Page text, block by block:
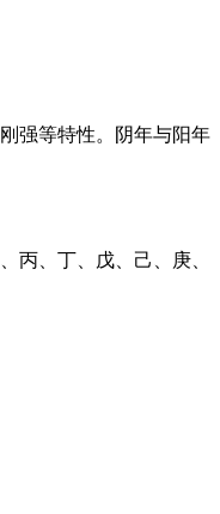
强等特性。阴年与阳年
丙、丁、戊、己、庚、